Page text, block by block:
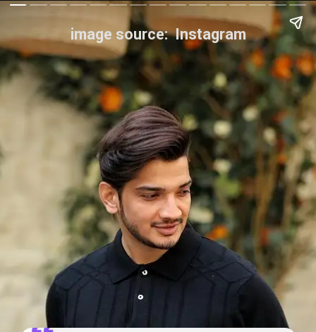
image source: Instagram